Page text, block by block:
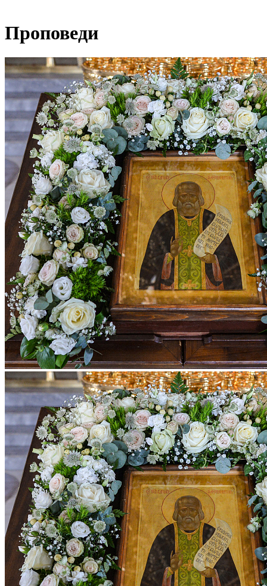
Проповеди